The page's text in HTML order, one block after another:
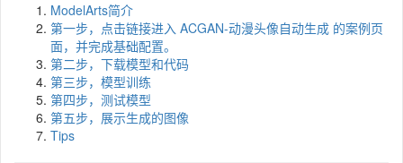
ModelArts简介
第一步，点击链接进入 ACGAN-动漫头像自动生成 的案例页
面，并完成基础配置。
第二步，下载模型和代码
第三步，模型训练
第四步，测试模型
第五步，展示生成的图像
Tips